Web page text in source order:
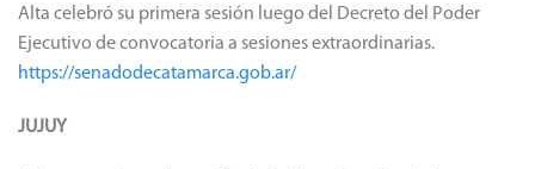
Alta celebró su primera sesión luego del Decreto del Poder
Ejecutivo de convocatoria a sesiones extraordinarias.
https://senadodecatamarca.gob.ar/
JUJUY